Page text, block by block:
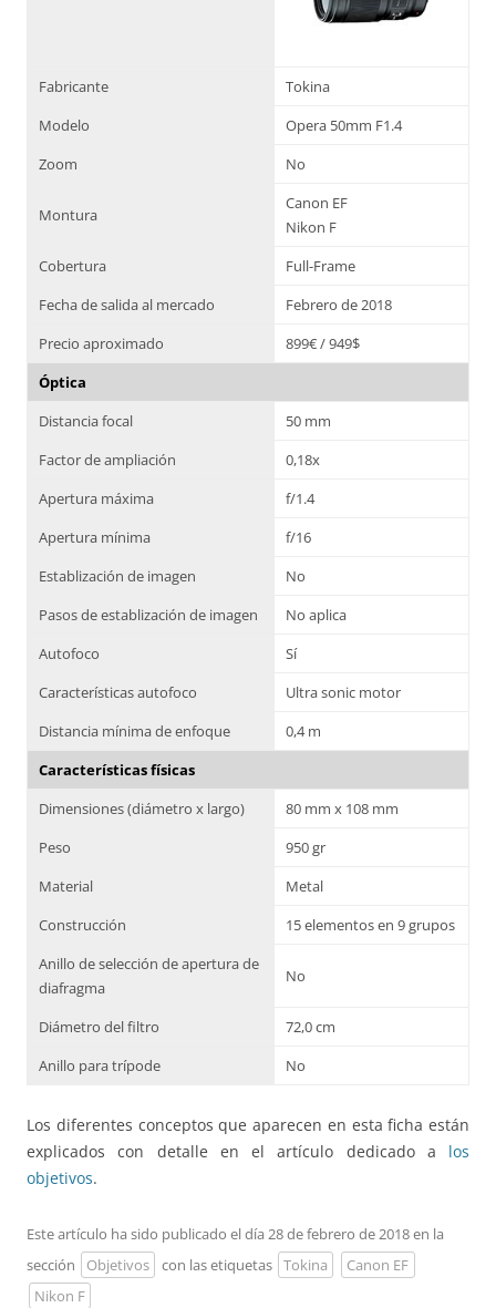
Fabricante
Tokina
Modelo
Opera 50mm F1.4
Zoom
No
Montura
Canon EF
Nikon F
Cobertura
Full-Frame
Fecha de salida al mercado
Febrero de 2018
Precio aproximado
899€ / 949$
Óptica
Distancia focal
50 mm
Factor de ampliación
0,18x
Apertura máxima
f/1.4
Apertura mínima
f/16
Establización de imagen
No
Pasos de establización de imagen
No aplica
Autofoco
Sí
Características autofoco
Ultra sonic motor
Distancia mínima de enfoque
0,4 m
Características físicas
Dimensiones (diámetro x largo)
80 mm x 108 mm
Peso
950 gr
Material
Metal
Construcción
15 elementos en 9 grupos
Anillo de selección de apertura de
diafragma
No
Diámetro del filtro
72,0 cm
Anillo para trípode
No
Los diferentes conceptos que aparecen en esta ficha están
explicados con detalle en el artículo dedicado a los
objetivos.
Este artículo ha sido publicado el día 28 de febrero de 2018 en la
sección
Objetivos con las etiquetas Tokina
Canon EF
Nikon F